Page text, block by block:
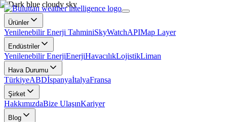
Ürünler
Yenilenebilir Enerji TahminiSkyWatchAPIMap Layer
Endüstriler
Yenilenebilir EnerjiEnerjiHavacılıkLojistikLiman
Hava Durumu
TürkiyeABDİspanyaİtalyaFransa
Şirket
HakkımızdaBize UlaşınKariyer
Blog